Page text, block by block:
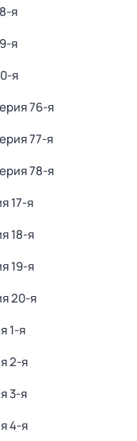
я
я
я
76-я
77-я
78-я
17-я
18-я
19-я
20-я
1-я
2-я
3-я
4-я